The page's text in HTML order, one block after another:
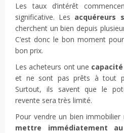
Les taux d’intérêt
significative. Les acquéreurs
cherchent un bien depuis
C’est donc le bon moment
bon prix.
Les acheteurs ont une
et ne sont pas prêts à tout
Surtout, ils savent que le
revente sera très limité.
Pour vendre un bien
mettre immédiatement